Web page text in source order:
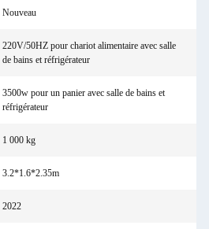
Nouveau
220V/50HZ pour chariot alimentaire avec salle
de bains et réfrigérateur
3500w pour un panier avec salle de bains et
réfrigérateur
1 000 kg
3.2*1.6*2.35m
2022